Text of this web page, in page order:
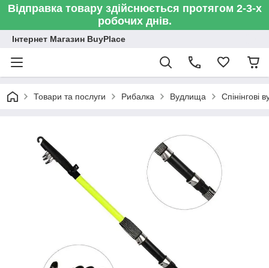
Відправка товару здійснюється протягом 2-3-х
робочих днів.
Інтернет Магазин BuyPlace
Товари та послуги Рибалка Вудлища Спінінгові